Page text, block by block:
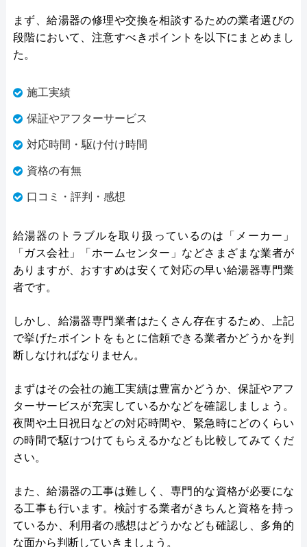
まず、給湯器の修理や交換を相談するための業者選びの
段階において、注意すべきポイントを以下にまとめまし
た。
施工実績
保証やアフターサービス
対応時間・駆け付け時間
資格の有無
口コミ・評判・感想
給湯器のトラブルを取り扱っているのは「メーカー」
「ガス会社」「ホームセンター」などさまざまな業者が
ありますが、おすすめは安くて対応の早い給湯器専門業
者です。
しかし、給湯器専門業者はたくさん存在するため、上記
で挙げたポイントをもとに信頼できる業者かどうかを判
断しなければなりません。
まずはその会社の施工実績は豊富かどうか、保証やアフ
ターサービスが充実しているかなどを確認しましょう。
夜間や土日祝日などの対応時間や、緊急時にどのくらい
の時間で駆けつけてもらえるかなども比較してみてくだ
さい。
また、給湯器の工事は難しく、専門的な資格が必要にな
る工事も行います。検討する業者がきちんと資格を持っ
ているか、利用者の感想はどうかなども確認し、多角的
な面から判断していきましょう。